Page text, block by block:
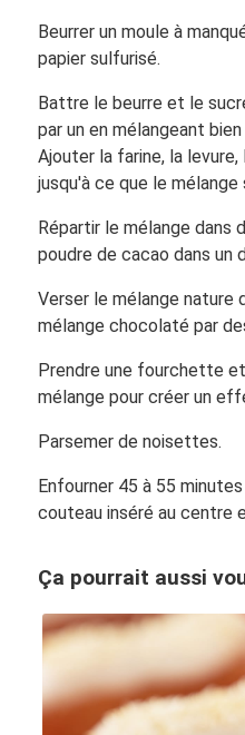
Beurrer un moule à
papier sulfurisé.
Battre le beurre et le
par un en mélangeant
Ajouter la farine, la
jusqu'à ce que le mélange
Répartir le mélange dans
poudre de cacao dans un
Verser le mélange nature
mélange chocolaté par
Prendre une fourchette
mélange pour créer un
Parsemer de noisettes.
Enfourner 45 à 55
couteau inséré au centre
Ça pourrait aussi